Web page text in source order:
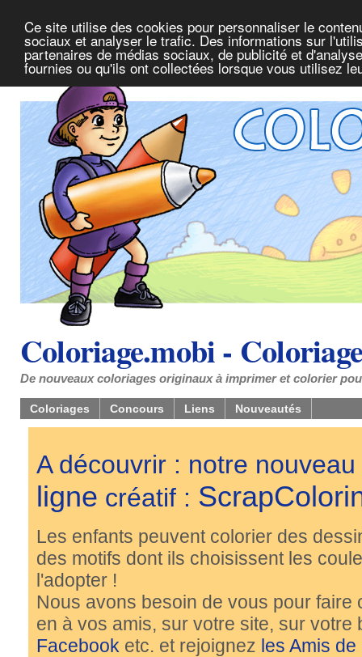
Ce site utilise des cookies pour personnaliser le
sociaux et analyser le trafic. Des informations sur
partenaires de médias sociaux, de publicité et
fournies ou qu'ils ont collectées lorsque vous utilisez
Coloriage.mobi -
De nouveaux coloriages originaux à imprimer et colorier
Coloriages Concours Liens Nouveautés
A découvrir : notre
ligne créatif :
Les enfants peuvent colorier des
des motifs dont ils choisissent les
l'adopter !
Nous avons besoin de vous pour
en à vos amis, sur votre site, sur
Facebook etc. et rejoignez les Amis